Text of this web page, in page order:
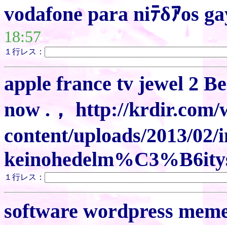
vodafone para niﾃδｱos
18:57
１行レス：
apple france tv jewel 2
now .， http://krdir.com/
content/uploads/2013/02/
１行レス：
software wordpress